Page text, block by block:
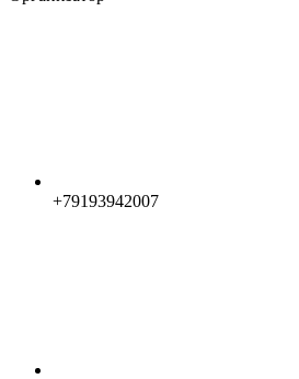
+79193942007